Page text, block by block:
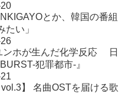
とか、韓国の番組
たい」
ンホが生んだ化学反応 日
犯罪都市-』
】 名曲OSTを届ける歌